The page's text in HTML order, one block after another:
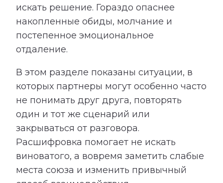
искать решение. Гораздо опаснее
накопленные обиды, молчание и
постепенное эмоциональное
отдаление.
В этом разделе показаны ситуации, в
которых партнеры могут особенно часто
не понимать друг друга, повторять
один и тот же сценарий или
закрываться от разговора.
Расшифровка помогает не искать
виноватого, а вовремя заметить слабые
места союза и изменить привычный